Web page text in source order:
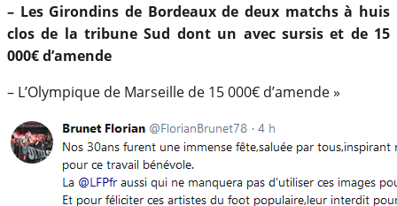
– Les Girondins de Bordeaux de deux matchs à huis
clos de la tribune Sud dont un avec sursis et de 15
000€ d’amende
– L’Olympique de Marseille de 15 000€ d’amende »